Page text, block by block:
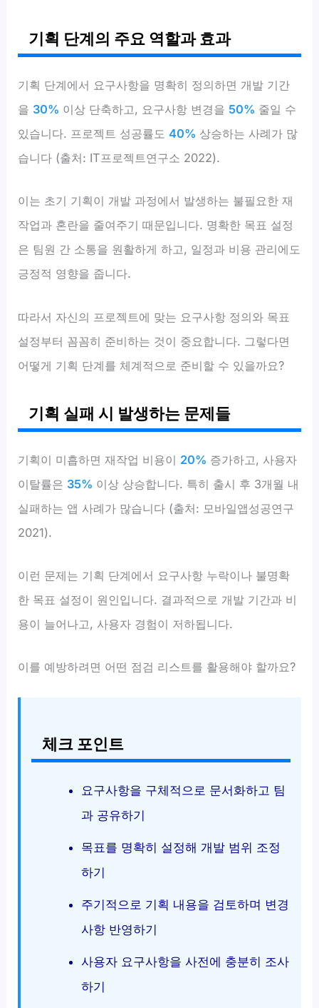
기획 단계의 주요 역할과 효과
기획 단계에서 요구사항을 명확히 정의하면 개발 기간
을 30% 이상 단축하고, 요구사항 변경을 50% 줄일 수
있습니다. 프로젝트 성공률도40% 상승하는 사례가 많
습니다 (출처: IT프로젝트연구소 2022).
이는 초기 기획이 개발 과정에서 발생하는 불필요한 재
작업과 혼란을 줄여주기 때문입니다. 명확한 목표 설정
은 팀원 간 소통을 원활하게 하고, 일정과 비용 관리에도
긍정적 영향을 줍니다.
따라서 자신의 프로젝트에 맞는 요구사항 정의와 목표
설정부터 꼼꼼히 준비하는 것이 중요합니다. 그렇다면
어떻게 기획 단계를 체계적으로 준비할 수 있을까요?
기획 실패 시 발생하는 문제들
기획이 미흡하면 재작업 비용이 20% 증가하고, 사용자
이탈률은 35% 이상 상승합니다. 특히 출시 후 3개월 내
실패하는 앱 사례가 많습니다 (출처: 모바일앱성공연구
2021).
이런 문제는 기획 단계에서 요구사항 누락이나 불명확
한 목표 설정이 원인입니다. 결과적으로 개발 기간과 비
용이 늘어나고, 사용자 경험이 저하됩니다.
이를 예방하려면 어떤 점검 리스트를 활용해야 할까요?
체크 포인트
요구사항을 구체적으로 문서화하고 팀
과 공유하기
목표를 명확히 설정해 개발 범위 조정
하기
주기적으로 기획 내용을 검토하며 변경
사항 반영하기
사용자 요구사항을 사전에 충분히 조사
하기